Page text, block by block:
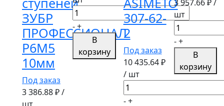
ЗУБР
ПРОФЕССИОНАЛ
Р6М5
10мм
Под заказ
3 386.88₽ /
Количество
товара
Тахометр
лазерный
-+
В
корзину
307-62-
2
Под заказ
10 435.64₽
/ шт
Количество
товара
-+
3 957.66₽ /
шт
Количество
товара
I-
0,05
-+
В
корзину